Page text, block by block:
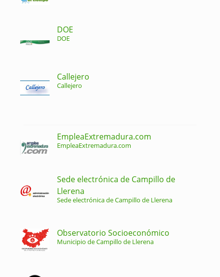
DOE
DOE
Callejero
Callejero
EmpleaExtremadura.com
EmpleaExtremadura.com
Sede electrónica de Campillo de
Llerena
Sede electrónica de Campillo de Llerena
Observatorio Socioeconómico
Municipio de Campillo de Llerena